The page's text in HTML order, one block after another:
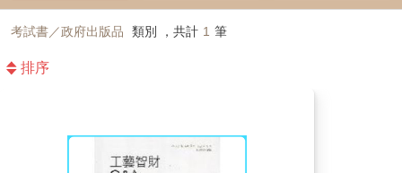
考試書／政府出版品 類別 ，共計 1 筆
排序